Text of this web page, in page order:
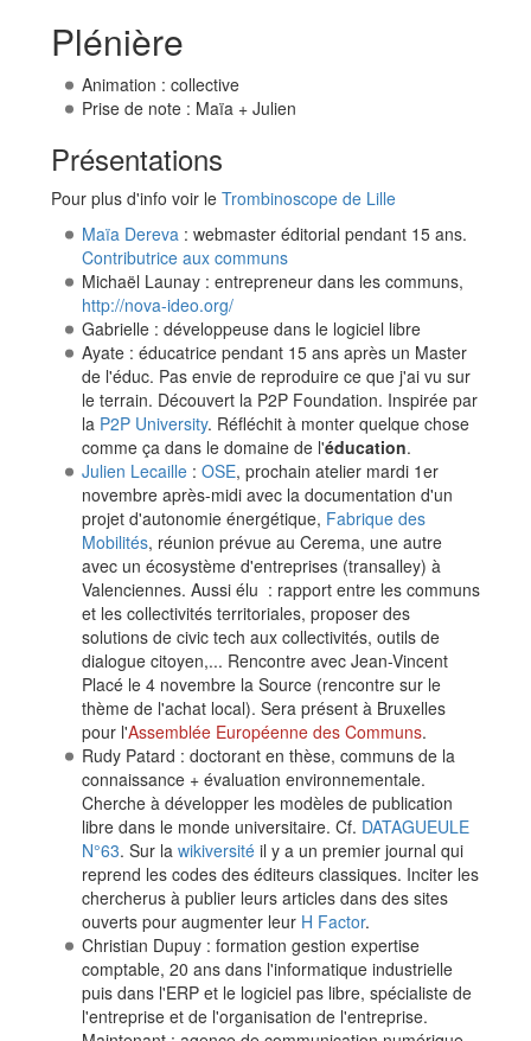
Plénière
Animation : collective
Prise de note : Maïa + Julien
Présentations
Pour plus d'info voir le Trombinoscope de Lille
Maïa Dereva: webmaster éditorial pendant 15 ans.
Contributrice aux communs
Michaël Launay : entrepreneur dans les communs,
http://nova-ideo.org/
Gabrielle : développeuse dans le logiciel libre
Ayate : éducatrice pendant 15 ans après un Master
de l'éduc. Pas envie de reproduire ce que j'ai vu sur
le terrain. Découvert la P2P Foundation. Inspirée par
la P2P University. Réfléchit à monter quelque chose
comme ça dans le domaine de l'éducation.
Julien Lecaille: OSE, prochain atelier mardi 1er
novembre après-midi avec la documentation d'un
projet d'autonomie énergétique, Fabrique des
Mobilités, réunion prévue au Cerema, une autre
avec un écosystème d'entreprises (transalley) à
Valenciennes. Aussi élu : rapport entre les communs
et les collectivités territoriales, proposer des
solutions de civic tech aux collectivités, outils de
dialogue citoyen,... Rencontre avec Jean-Vincent
Placé le 4 novembre la Source (rencontre sur le
thème de l'achat local). Sera présent à Bruxelles
pour l'Assemblée Européenne des Communs.
Rudy Patard : doctorant en thèse, communs de la
connaissance + évaluation environnementale.
Cherche à développer les modèles de publication
libre dans le monde universitaire. Cf. DATAGUEULE
N°63. Sur la wikiversitéil y a un premier journal qui
reprend les codes des éditeurs classiques. Inciter les
chercherus à publier leurs articles dans des sites
ouverts pour augmenter leur H Factor.
Christian Dupuy : formation gestion expertise
comptable, 20 ans dans l'informatique industrielle
puis dans l'ERP et le logiciel pas libre, spécialiste de
l'entreprise et de l'organisation de l'entreprise.